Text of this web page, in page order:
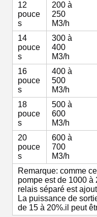
12
pouce
s
200 à
250
M3/h
14
pouce
s
300 à
400
M3/h
16
pouce
s
400 à
500
M3/h
18
pouce
s
500 à
600
M3/h
20
pouce
s
600 à
700
M3/h
Remarque: comme
pompe est de 1000
relais séparé est
La puissance de
de 15 à 20%.il peut